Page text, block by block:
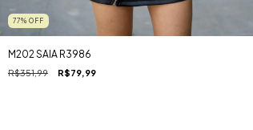
77% OFF
M202 SAIA R3986
R$351,99 R$79,99